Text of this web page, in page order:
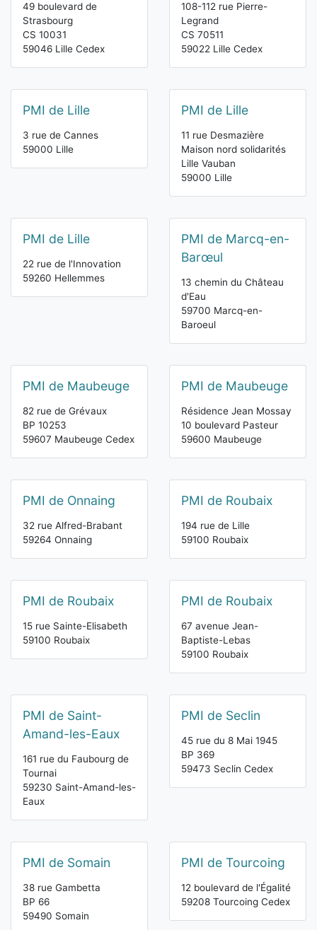
49 boulevard de
Strasbourg
CS 10031
59046 Lille Cedex
108-112 rue Pierre-
Legrand
CS 70511
59022 Lille Cedex
PMI de Lille
3 rue de Cannes
59000 Lille
PMI de Lille
11 rue Desmazière
Maison nord solidarités
Lille Vauban
59000 Lille
PMI de Lille
22 rue de l'Innovation
59260 Hellemmes
PMI de Marcq-en-
Barœul
13 chemin du Château
d'Eau
59700 Marcq-en-
Baroeul
PMI de Maubeuge
82 rue de Grévaux
BP 10253
59607 Maubeuge Cedex
PMI de Maubeuge
Résidence Jean Mossay
10 boulevard Pasteur
59600 Maubeuge
PMI de Onnaing
32 rue Alfred-Brabant
59264 Onnaing
PMI de Roubaix
194 rue de Lille
59100 Roubaix
PMI de Roubaix
15 rue Sainte-Elisabeth
59100 Roubaix
PMI de Roubaix
67 avenue Jean-
Baptiste-Lebas
59100 Roubaix
PMI de Saint-
Amand-les-Eaux
161 rue du Faubourg de
Tournai
59230 Saint-Amand-les-
Eaux
PMI de Seclin
45 rue du 8 Mai 1945
BP 369
59473 Seclin Cedex
PMI de Somain
38 rue Gambetta
BP 66
59490 Somain
PMI de Tourcoing
12 boulevard de l'Égalité
59208 Tourcoing Cedex